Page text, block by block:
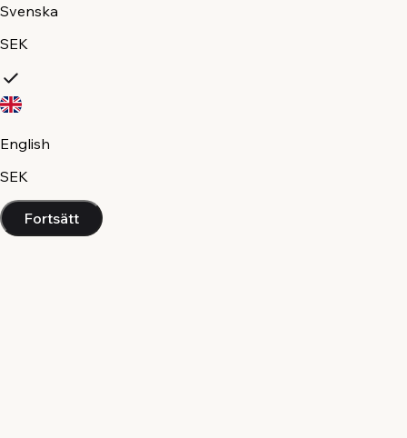
Svenska
SEK
English
SEK
Fortsätt